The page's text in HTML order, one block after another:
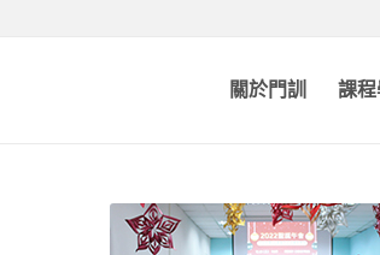
關於門訓 課程